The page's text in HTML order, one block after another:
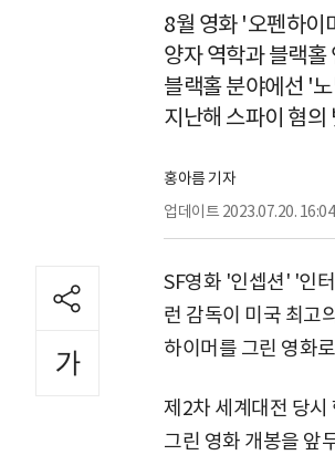
8월 영화 '오펜하이
양자 역학과 블랙홀
블랙홀 분야에선 '
지난해 스파이 혐의
홍아름 기자
업데이트 2023.07.20. 16:04
SF영화 '인셉션' '인
런 감독이 미국 최고
하이머를 그린 영화
제2차 세계대전 당
그린 영화 개봉을 앞